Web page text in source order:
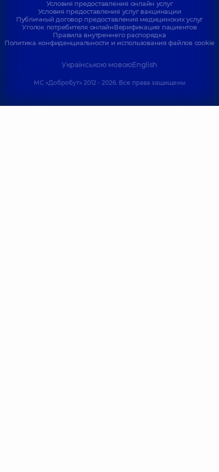
Условия предоставления онлайн услуг
Условия предоставления услуг вакцинации
Публичный договор предоставления медицинских услуг
Уголок потребителя онлайнВерификация пациентов
Правила внутреннего распорядка
Политика конфиденциальности и использования файлов cookie
Українською мовоюEnglish
МС «Добробут» 2012 - 2026. Все права защищены